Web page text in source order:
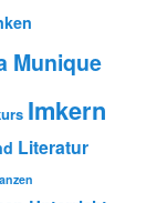
Munique
Imkern
Literatur